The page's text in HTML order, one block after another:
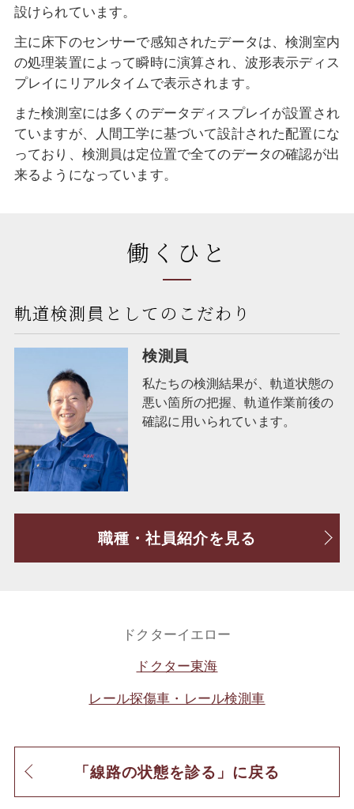
設けられています。
主に床下のセンサーで感知されたデータは、検測室内
の処理装置によって瞬時に演算され、波形表示ディス
プレイにリアルタイムで表示されます。
また検測室には多くのデータディスプレイが設置され
ていますが、人間工学に基づいて設計された配置にな
っており、検測員は定位置で全てのデータの確認が出
来るようになっています。
働くひと
軌道検測員としてのこだわり
検測員
私たちの検測結果が、軌道状態の
悪い箇所の把握、軌道作業前後の
確認に用いられています。
職種・社員紹介を見る
ドクターイエロー
ドクター東海
レール探傷車・レール検測車
「線路の状態を診る」に戻る